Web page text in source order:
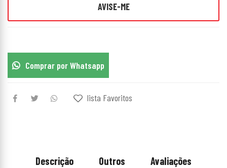
AVISE-ME
Comprar por Whatsapp
lista Favoritos
Descrição Outros Avaliações